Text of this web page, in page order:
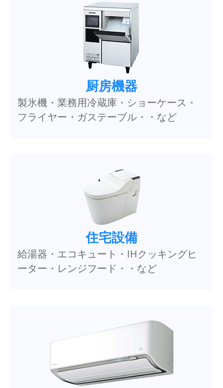
厨房機器
製氷機・業務用冷蔵庫・ショーケース・
フライヤー・ガステーブル・・など
住宅設備
給湯器・エコキュート・IHクッキングヒ
ーター・レンジフード・・など